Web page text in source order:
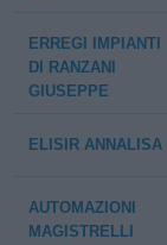
ERREGI IMPIANTI
DI RANZANI
GIUSEPPE
ELISIR ANNALISA
AUTOMAZIONI
MAGISTRELLI